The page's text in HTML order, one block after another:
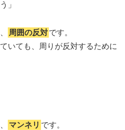
」
周囲の反対です。
いても、周りが反対するために
マンネリ です。